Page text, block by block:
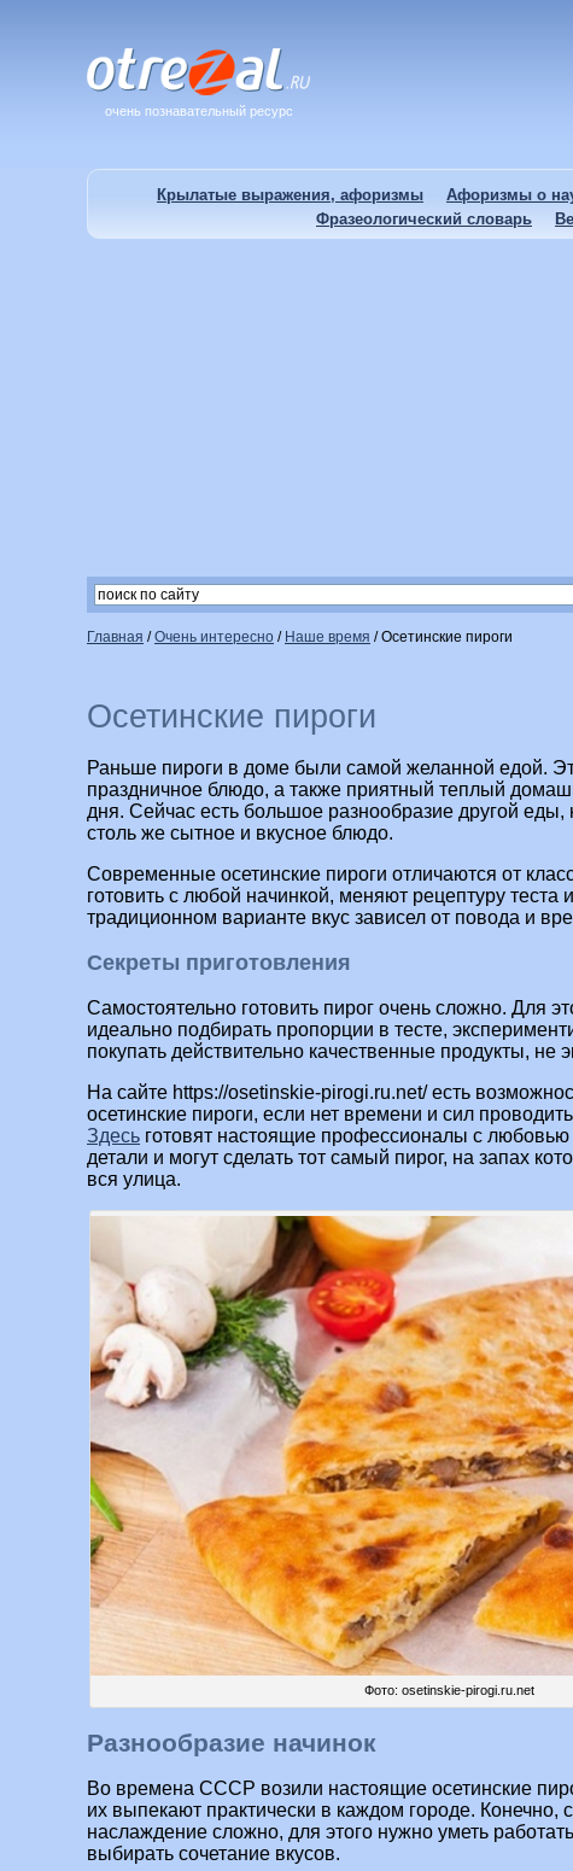
очень познавательный ресурс
Крылатые выражения, афоризмы Афоризмы о
Фразеологический словарь
Главная /Очень интересно / Наше время /Осетинские пироги
Осетинские пироги
Раньше пироги в доме были самой желанной едой.
праздничное блюдо, а также приятный теплый
дня. Сейчас есть большое разнообразие другой еды,
столь же сытное и вкусное блюдо.
Современные осетинские пироги отличаются от
готовить с любой начинкой, меняют рецептуру теста
традиционном варианте вкус зависел от повода и
Секреты приготовления
Самостоятельно готовить пирог очень сложно. Для
идеально подбирать пропорции в тесте,
покупать действительно качественные продукты, не
На сайте https://osetinskie-pirogi.ru.net/ есть
осетинские пироги, если нет времени и сил
Здесь готовят настоящие профессионалы с
детали и могут сделать тот самый пирог, на запах
вся улица.
Фото: osetinskie-pirogi.ru.net
Разнообразие начинок
Во времена СССР возили настоящие осетинские
их выпекают практически в каждом городе. Конечно,
наслаждение сложно, для этого нужно уметь
выбирать сочетание вкусов.